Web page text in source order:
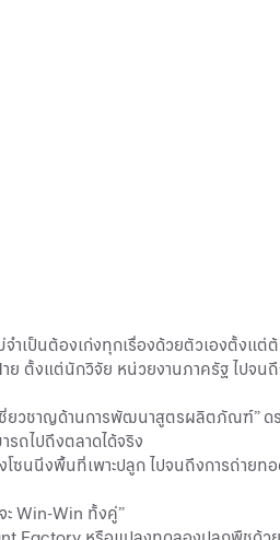
เป็นต้องเก่งทุกเรื่องด้วยตัวเองตั้งแต่
ตั้งแต่นักวิจัย หน่วยงานภาครัฐ ไปจน
ชี่ยวชาญด้านการพัฒนาสูตรผลิตภัณฑ์” ด
ถไปถึงตลาดได้จริง
ซนนิ่งพื้นที่เพาะปลูก ไปจนถึงการถ่ายท
ะ Win-Win ทั้งคู่”